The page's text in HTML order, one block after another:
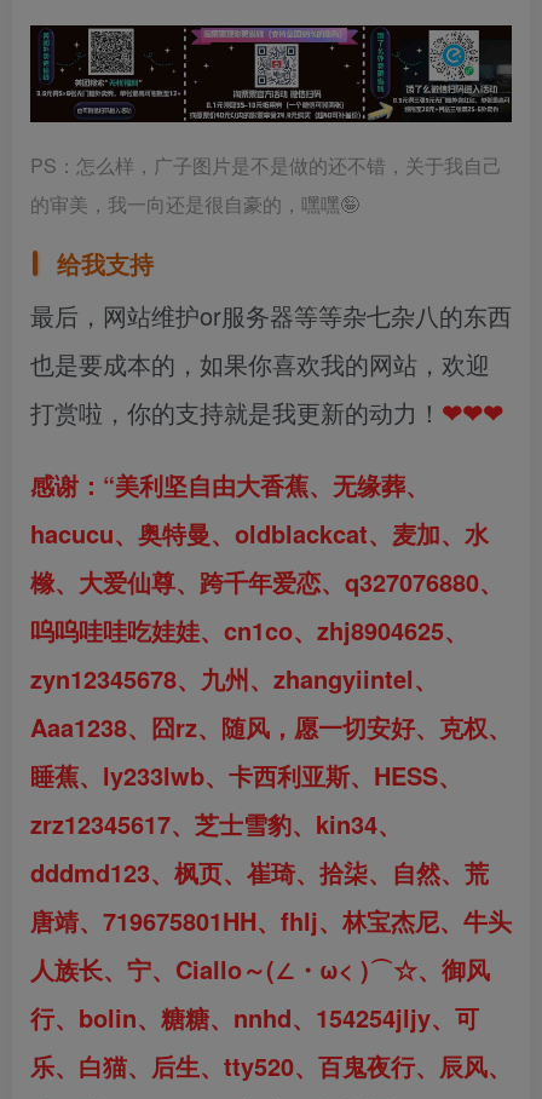
PS：怎么样，广子图片是不是做的还不错，关于我自己
的审美，我一向还是很自豪的，嘿嘿🤪
给我支持
最后，网站维护or服务器等等杂七杂八的东西
也是要成本的，如果你喜欢我的网站，欢迎
打赏啦，你的支持就是我更新的动力！ ❤❤❤
感谢： “美利坚自由大香蕉、 无缘葬、
hacucu、 奥特曼、oldblackcat、麦加、 水
橼、 大爱仙尊、 跨千年爱恋、 q327076880、
呜呜哇哇吃娃娃、cn1co、zhj8904625、
zyn12345678、 九州、 zhangyiintel、
Aaa1238、囧rz、随风，愿一切安好、克权、
睡蕉、ly233lwb、 卡西利亚斯、HESS、
zrz12345617、 芝士雪豹、 kin34、
dddmd123、 枫页、 崔琦、 拾柒、自然、荒
唐靖、719675801HH、 fhlj、 林宝杰尼、牛头
人族长、宁、Ciallo～(∠・ω< )⌒☆、御风
行、 bolin、糖糖、nnhd、154254jljy、可
乐、白猫、 后生、 tty520、 百鬼夜行、 辰风、